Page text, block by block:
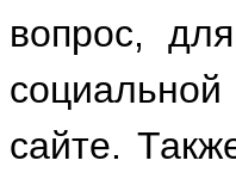
вопрос,
социальной
сайте.